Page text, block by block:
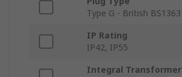
Type G - British BS1363
IP Rating
IP42, IP55
Integral Transformer